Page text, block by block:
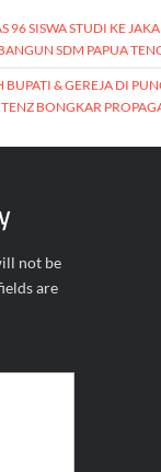
96 SISWA STUDI KE
SDM PAPUA
& GEREJA DI
BONGKAR
not be
are